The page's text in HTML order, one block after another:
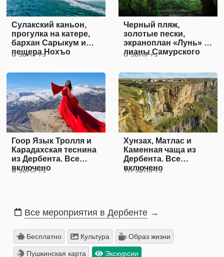
Сулакский каньон,
прогулка на катере,
бархан Сарыкум и
пещера Нохъо
9 августа
Черный пляж,
золотые пески,
экраноплан «Лунь» и
лианы Самурского
9 августа
Гоор Язык Тролля и
Карадахская теснина
из Дербента. Все
включено
9 августа
Хунзах, Матлас и
Каменная чаща из
Дербента. Все
включено
10 августа
Все мероприятия в Дербенте →
Бесплатно Культура Образ жизни
Пушкинская карта Экскурсии